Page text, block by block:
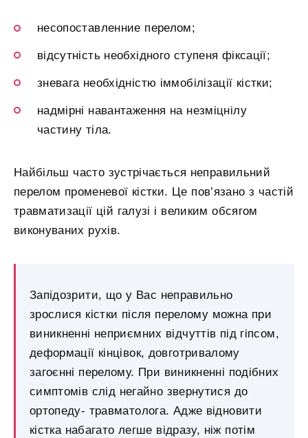
несопоставленние перелом;
відсутність необхідного ступеня фіксації;
зневага необхідністю іммобілізації кістки;
надмірні навантаження на незміцнілу
частину тіла.
Найбільш часто зустрічається неправильний
перелом променевої кістки. Це пов’язано з частій
травматизації цій галузі і великим обсягом
виконуваних рухів.
Запідозрити, що у Вас неправильно
зрослися кістки після перелому можна при
виникненні неприємних відчуттів під гіпсом,
деформації кінцівок, довготривалому
загоєнні перелому. При виникненні подібних
симптомів слід негайно звернутися до
ортопеду- травматолога. Адже відновити
кістка набагато легше відразу, ніж потім